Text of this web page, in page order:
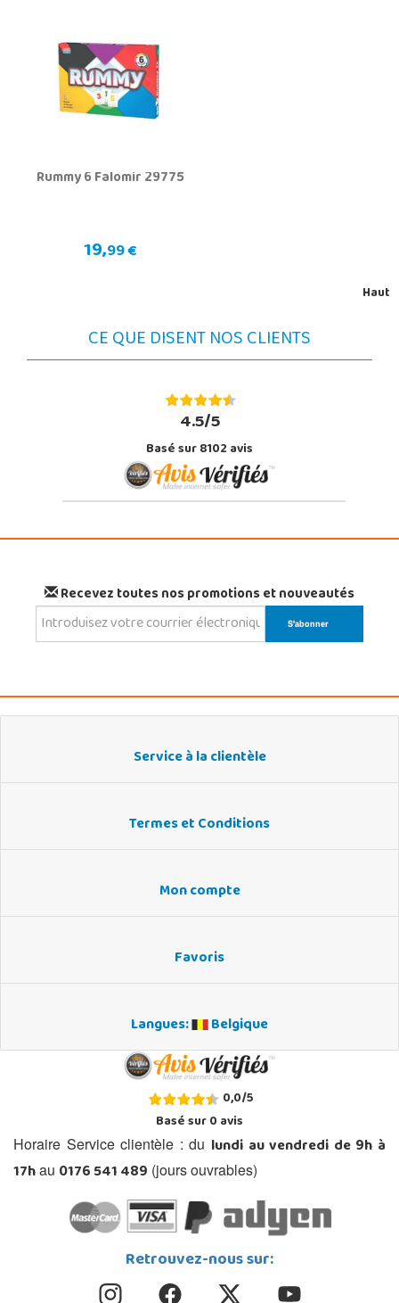
Rummy 6 Falomir 29775
19,99 €
Haut
CE QUE DISENT NOS CLIENTS
4.5/5
Basé sur 8102 avis
Recevez toutes nos promotions et nouveautés
Service à la clientèle
Termes et Conditions
Mon compte
Favoris
Langues: Belgique
0,0/5
Basé sur0avis
Horaire Service clientèle : du lundi au vendredi de 9h à
17hau 0176 541 489 (jours ouvrables)
Retrouvez-nous sur: